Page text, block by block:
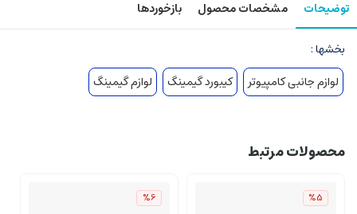
توضیحات مشخصات محصول بازخوردها
بخشها :
لوازم جانبی کامپیوتر
کیبورد گیمینگ لوازم گیمینگ
محصولات مرتبط
%5
%6